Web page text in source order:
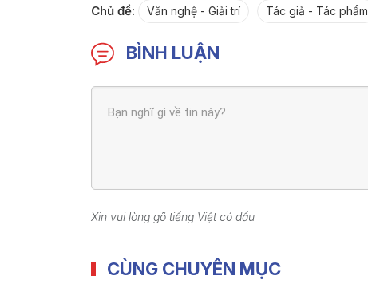
Chủ đề: Văn nghệ - Giải trí Tác giả - Tác phẩm
BÌNH LUẬN
Xin vui lòng gõ tiếng Việt có dấu
CÙNG CHUYÊN MỤC